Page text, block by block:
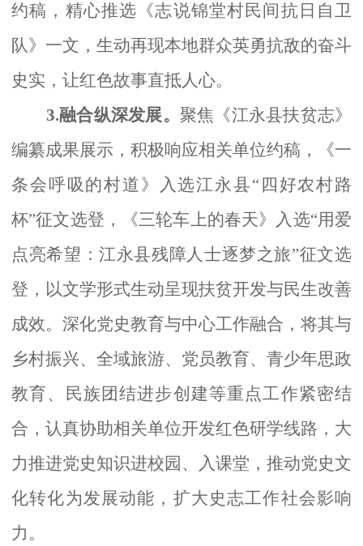
约稿，精心推选《志说锦堂村民间抗日自卫
队》一文，生动再现本地群众英勇抗敌的奋斗
史实，让红色故事直抵人心。
3.融合纵深发展。 聚焦《江永县扶贫志》
编纂成果展示，积极响应相关单位约稿，《一
条会呼吸的村道》入选江永县“四好农村路
杯”征文选登，《三轮车上的春天》入选“用爱
点亮希望：江永县残障人士逐梦之旅”征文选
登，以文学形式生动呈现扶贫开发与民生改善
成效。深化党史教育与中心工作融合，将其与
乡村振兴、全域旅游、党员教育、青少年思政
教育、民族团结进步创建等重点工作紧密结
合，认真协助相关单位开发红色研学线路，大
力推进党史知识进校园、入课堂，推动党史文
化转化为发展动能，扩大史志工作社会影响
力。